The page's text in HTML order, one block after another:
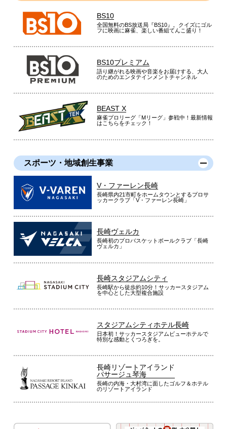
BS10
全国無料のBS放送局『BS10』。クイズにゴル
フに映画に麻雀、楽しい番組てんこ盛り！
BS10プレミアム
語り継がれる映画や音楽をお届けする、大人
のためのエンタテインメントチャンネル
BEAST X
麻雀プロリーグ「Mリーグ」参戦中！最新情報
はこちらをチェック！
スポーツ・地域創生事業
V・ファーレン長崎
長崎県内21市町をホームタウンとするプロサ
ッカークラブ「V・ファーレン長崎」
長崎ヴェルカ
長崎初のプロバスケットボールクラブ「長崎
ヴェルカ」
長崎スタジアムシティ
長崎駅から徒歩約10分！サッカースタジアム
を中心とした大型複合施設
スタジアムシティホテル長崎
日本初！サッカースタジアムビューホテルで
特別な感動とくつろぎを。
長崎リゾートアイランド
パサージュ琴海
長崎の内海・大村湾に面したゴルフ＆ホテル
のリゾートアイランド